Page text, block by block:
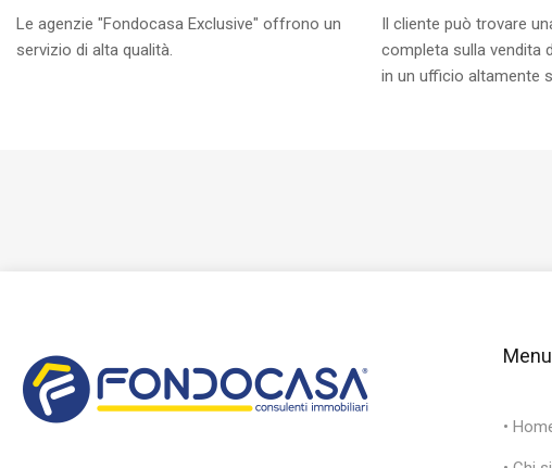
Le agenzie "Fondocasa Exclusive" offrono un
servizio di alta qualità.
Il cliente può trovare
completa sulla vendita
in un ufficio altamente
Menu
•